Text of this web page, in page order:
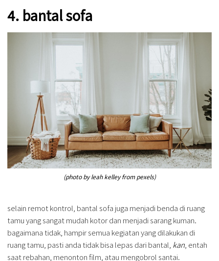
4. bantal sofa
(photo by leah kelley from pexels)
selain remot kontrol, bantal sofa juga menjadi benda di ruang
tamu yang sangat mudah kotor dan menjadi sarang kuman.
bagaimana tidak, hampir semua kegiatan yang dilakukan di
ruang tamu, pasti anda tidak bisa lepas dari bantal, kan , entah
saat rebahan, menonton film, atau mengobrol santai.